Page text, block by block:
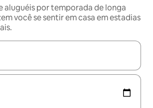
aluguéis por temporada de longa
você se sentir em casa em estadias
estiverem disponíveis, explore-os